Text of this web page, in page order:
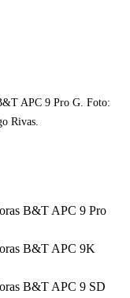
APC 9 Pro G. Foto:
Rivas.
B&T APC 9 Pro
B&T APC 9K
B&T APC 9 SD